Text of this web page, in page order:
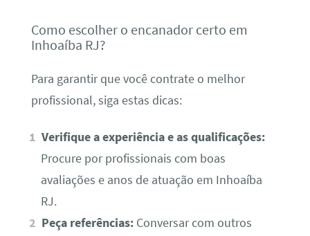
Como escolher o encanador certo em
Inhoaíba RJ?
Para garantir que você contrate o melhor
profissional, siga estas dicas:
Verifique a experiência e as qualificações:
Procure por profissionais com boas
avaliações e anos de atuação em Inhoaíba
RJ.
Peça referências: Conversar com outros